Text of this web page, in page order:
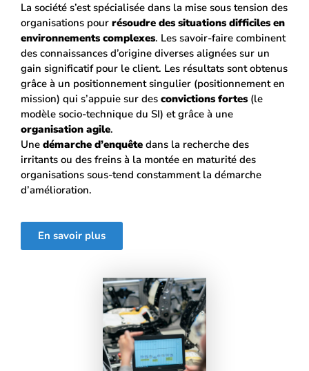
La société s’est spécialisée dans la mise sous tension des
organisations pour résoudre des situations difficiles en
environnements complexes. Les savoir-faire combinent
des connaissances d’origine diverses alignées sur un
gain significatif pour le client. Les résultats sont obtenus
grâce à un positionnement singulier (positionnement en
mission) qui s’appuie sur des convictions fortes (le
modèle socio-technique du SI) et grâce à une
organisation agile.
Une démarche d’enquête dans la recherche des
irritants ou des freins à la montée en maturité des
organisations sous-tend constamment la démarche
d’amélioration.
En savoir plus